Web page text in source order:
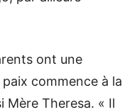
ont une
commence à la
Theresa. « Il